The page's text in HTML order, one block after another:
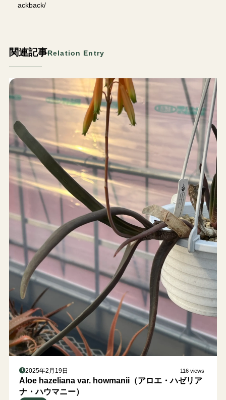
ackback/
関連記事Relation Entry
2025年2月19日 116 views
Aloe hazeliana var. howmanii（アロエ・ハゼリア
ナ・ハウマニー）